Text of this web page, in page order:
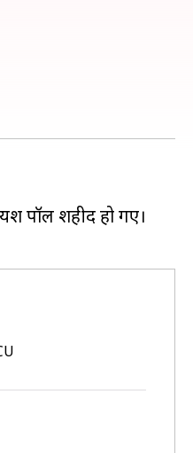
पॉल शहीद हो गए।